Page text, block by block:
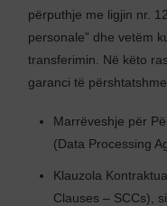
përputhje me ligjin nr.
personale” dhe vetëm
transferimin. Në këto
garanci të
Marrëveshje për
(Data Processing
Klauzola
Clauses – SCCs),